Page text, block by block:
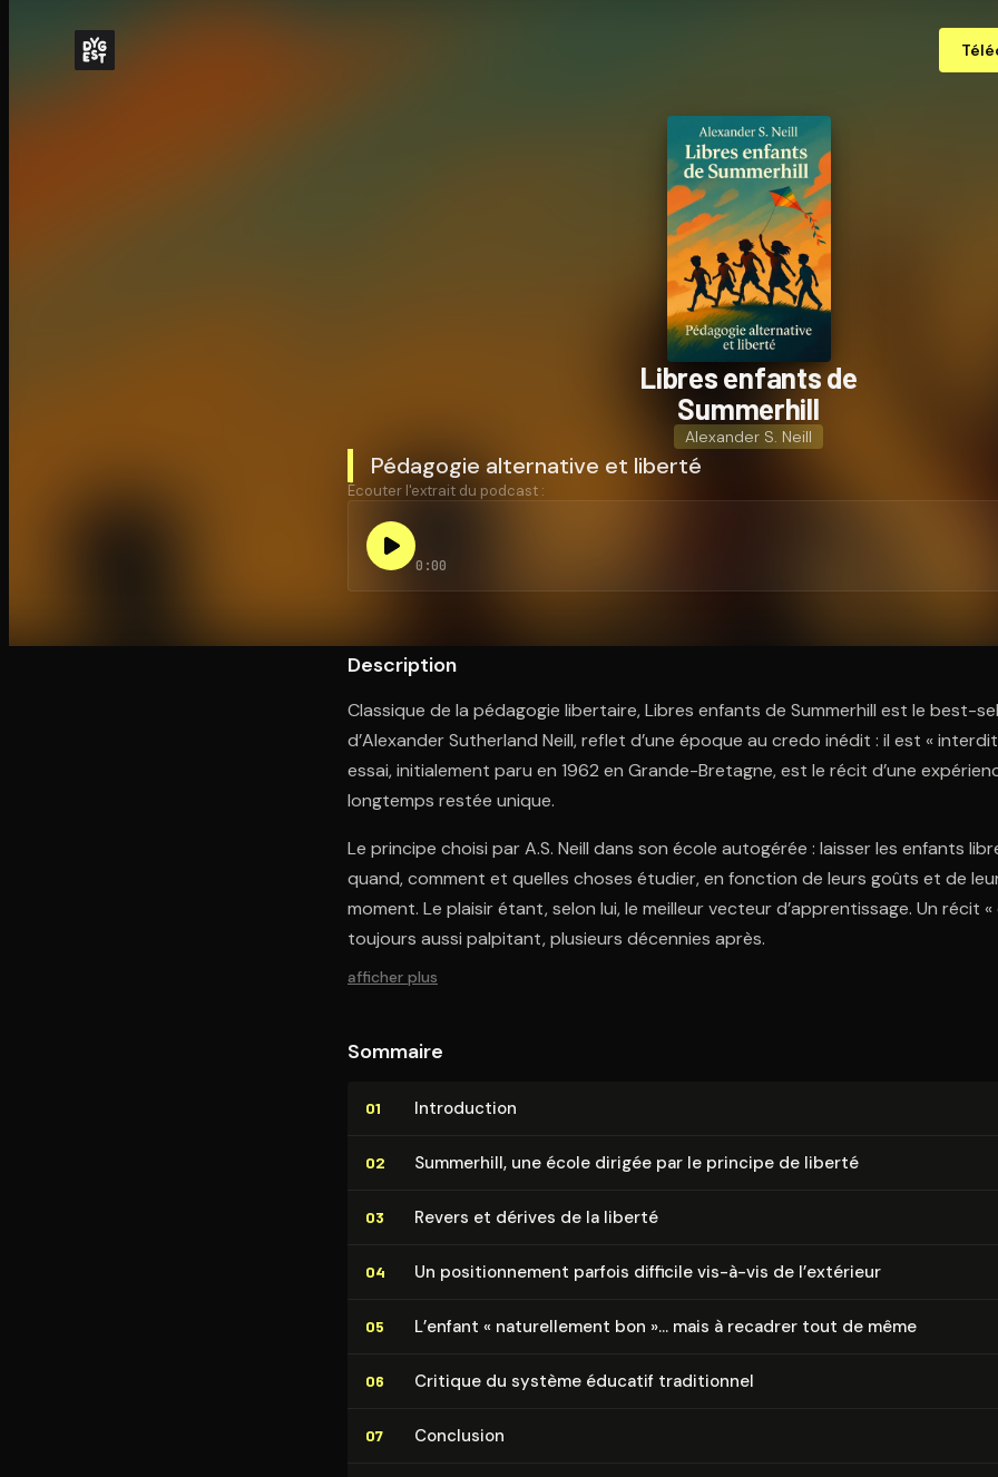
Libres enfants de
Summerhill
Alexander S. Neill
Pédagogie alternative et liberté
Écouter l'extrait du podcast :
0:00
Description
Classique de la pédagogie libertaire, Libres enfants de Summerhill est le best-
d’Alexander Sutherland Neill, reflet d’une époque au credo inédit : il est «
essai, initialement paru en 1962 en Grande-Bretagne, est le récit d’une
longtemps restée unique.
Le principe choisi par A.S. Neill dans son école autogérée : laisser les enfants
quand, comment et quelles choses étudier, en fonction de leurs goûts et de
moment. Le plaisir étant, selon lui, le meilleur vecteur d’apprentissage. Un récit «
toujours aussi palpitant, plusieurs décennies après.
afficher plus
Sommaire
01 In­tro­duc­tion
02 Summerhill, une école dirigée par le principe de liberté
03 Revers et dérives de la liberté
04 Un po­si­tion­ne­ment parfois difficile vis-à-vis de l’extérieur
05 L’enfant « na­tu­rel­le­ment bon »… mais à recadrer tout de même
06 Critique du système éducatif tra­di­tion­nel
07 Conclusion